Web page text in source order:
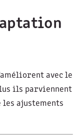
avec le
ils parviennent
ajustements